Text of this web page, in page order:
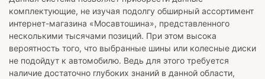
комплектующие, не изучая подолгу обширный ассортимент
интернет-магазина «Мосавтошина», представленного
несколькими тысячами позиций. При этом высока
вероятность того, что выбранные шины или колесные диски
не подойдут к автомобилю. Ведь для этого требуется
наличие достаточно глубоких знаний в данной области,